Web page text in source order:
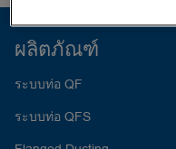
ผลิตภัณฑ์
ระบบท่อ QF
ระบบท่อ QFS